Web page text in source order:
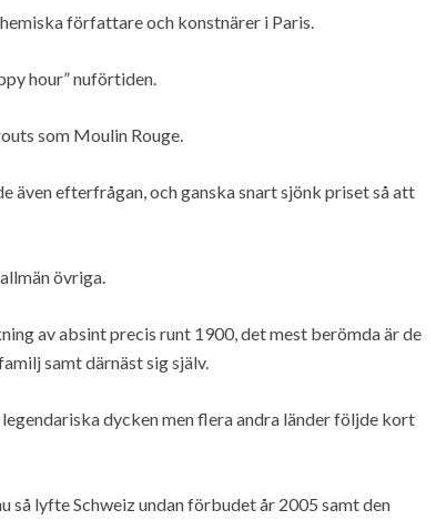
författare och konstnärer i Paris.
hour” nuförtiden.
som Moulin Rouge.
även efterfrågan, och ganska snart sjönk priset så att
övriga.
av absint precis runt 1900, det mest berömda är de
samt därnäst sig själv.
dycken men flera andra länder följde kort
så lyfte Schweiz undan förbudet år 2005 samt den